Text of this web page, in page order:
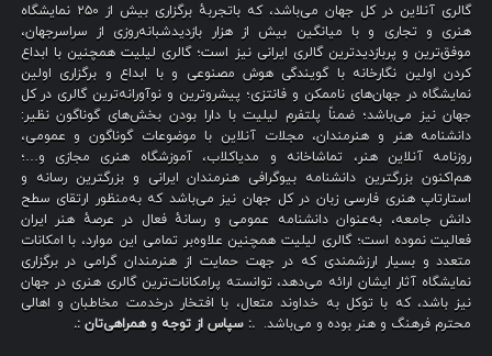
گالری آنلاین در کل جهان می‌باشد، که باتجربهٔ برگزاری بیش از ۲۵۰ نمایشگاه
هنری و تجاری و با میانگین بیش از هزار بازدیدشبانه‌روزی از سراسرجهان،
موفق‌ترین و پربازدیدترین گالری ایرانی نیز است؛ گالری لیلیت همچنین با ابداع
کردن اولین نگارخانه با گویندگی هوش مصنوعی و با ابداع و برگزاری اولین
نمایشگاه در جهان‌های ناممکن و فانتزی؛ پیشروترین و نوآورانه‌ترین گالری در کل
جهان نیز می‌باشد؛ ضمناً پلتفرم لیلیت با دارا بودن بخش‌های گوناگون نظیر:
دانشنامه هنر و هنرمندان، مجلات آنلاین با موضوعات گوناگون و عمومی،
روزنامه آنلاین هنر، تماشاخانه و مدیاکلاب، آموزشگاه هنری مجازی و…؛
هم‌اکنون بزرگترین دانشنامه بیوگرافی هنرمندان ایرانی و بزرگترین رسانه و
استارتاپ هنری فارسی زبان در کل جهان نیز می‌باشد که به‌منظور ارتقای سطح
دانش جامعه، به‌عنوان دانشنامه عمومی و رسانهٔ فعال در عرصهٔ هنر ایران
فعالیت نموده است؛ گالری لیلیت همچنین علاوه‌بر تمامی این موارد، با امکانات
متعدد و بسیار ارزشمندی که در جهت حمایت از هنرمندان گرامی در برگزاری
نمایشگاه آثار ایشان ارائه می‌دهد، توانسته پرامکانات‌ترین گالری هنری در جهان
نیز باشد، که با توکل به خداوند متعال، با افتخار درخدمت مخاطبان و اهالی
محترم فرهنگ و هنر بوده و می‌باشد. .: سپاس از توجه و همراهی‌تان :.